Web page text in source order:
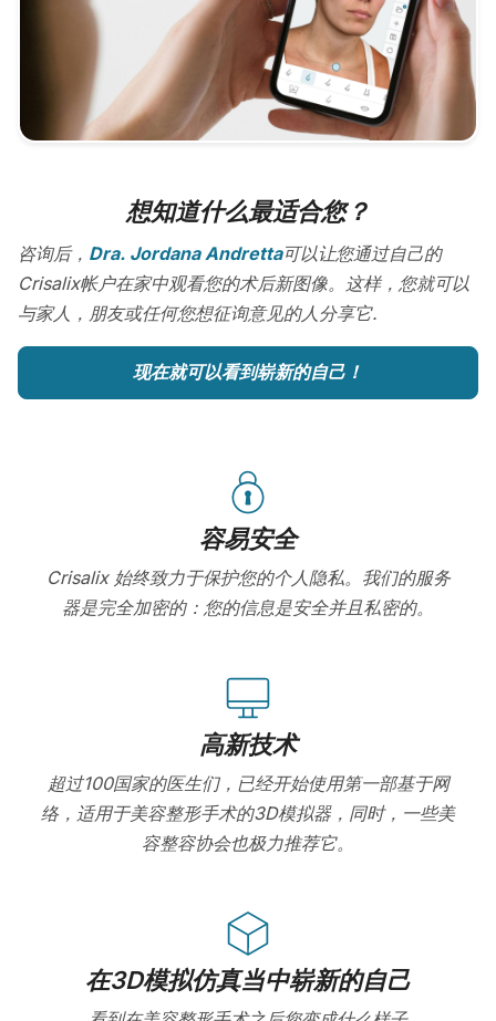
想知道什么最适合您？
咨询后， Dra. Jordana Andretta可以让您通过自己的
Crisalix帐户在家中观看您的术后新图像。这样，您就可以
与家人，朋友或任何您想征询意见的人分享它.
现在就可以看到崭新的自己！
容易安全
Crisalix 始终致力于保护您的个人隐私。我们的服务
器是完全加密的：您的信息是安全并且私密的。
高新技术
超过100国家的医生们，已经开始使用第一部基于网
络，适用于美容整形手术的3D模拟器，同时，一些美
容整容协会也极力推荐它。
在3D模拟仿真当中崭新的自己